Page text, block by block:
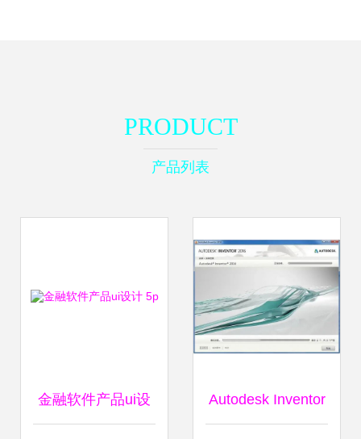
PRODUCT
产品列表
金融软件产品ui设 Autodesk Inventor